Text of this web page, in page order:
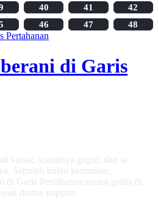
40 41
42
46 47 48
di Garis
kaisar, suaminya gugur, dan ia
Sepuluh bulan kemudian,
di Garis Pertahanan secara gratis di
drama populer.